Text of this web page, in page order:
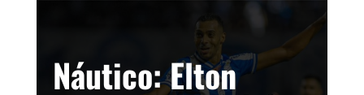
Náutico: Elton